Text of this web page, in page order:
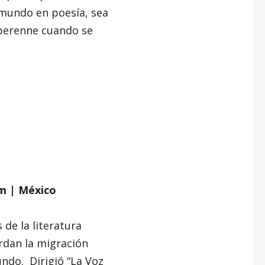
en poesía, sea
cuando se
| México
de la literatura
la migración
Dirigió “La Voz